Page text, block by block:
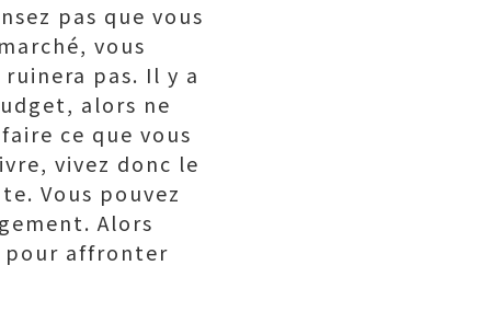
pas que vous
vous
pas. Il y a
alors ne
ce que vous
vivez donc le
Vous pouvez
Alors
pour affronter